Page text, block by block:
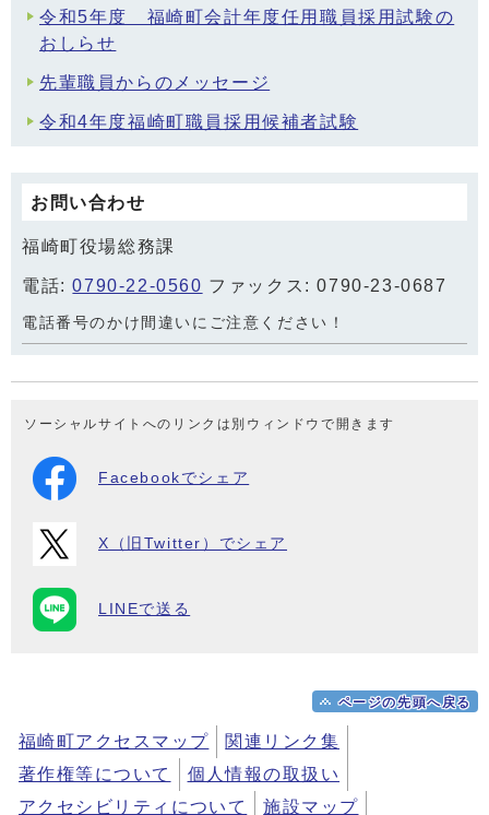
令和5年度 福崎町会計年度任用職員採用試験の
おしらせ
先輩職員からのメッセージ
令和4年度福崎町職員採用候補者試験
お問い合わせ
福崎町役場総務課
電話:0790-22-0560 ファックス: 0790-23-0687
電話番号のかけ間違いにご注意ください！
ソーシャルサイトへのリンクは別ウィンドウで開きます
Facebookでシェア
X（旧Twitter）でシェア
LINEで送る
ページの先頭へ戻る
福崎町アクセスマップ
関連リンク集
著作権等について
個人情報の取扱い
アクセシビリティについて
施設マップ